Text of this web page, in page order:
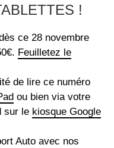
!
ce 28 novembre
Feuilletez le
de lire ce numéro
ou bien via votre
sur le kiosque Google
Auto avec nos